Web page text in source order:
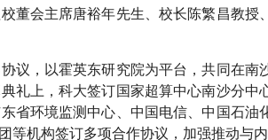
董会主席唐裕年先生、校长陈繁昌教
议，以霍英东研究院为平台，共同在南
礼上，科大签订国家超算中心南沙分
省环境监测中心、中国电信、中国石油
机构签订多项合作协议，加强推动与内